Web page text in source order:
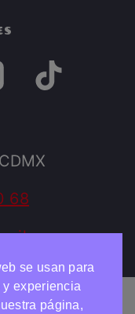
68
reservados
se usan para
y experiencia
página,